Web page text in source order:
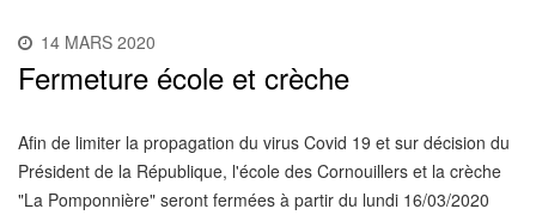
14 MARS 2020
Fermeture école et crèche
Afin de limiter la propagation du virus Covid 19 et sur décision du
Président de la République, l'école des Cornouillers et la crèche
"La Pomponnière" seront fermées à partir du lundi 16/03/2020